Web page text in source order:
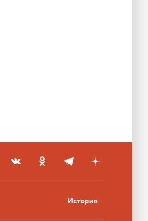
История